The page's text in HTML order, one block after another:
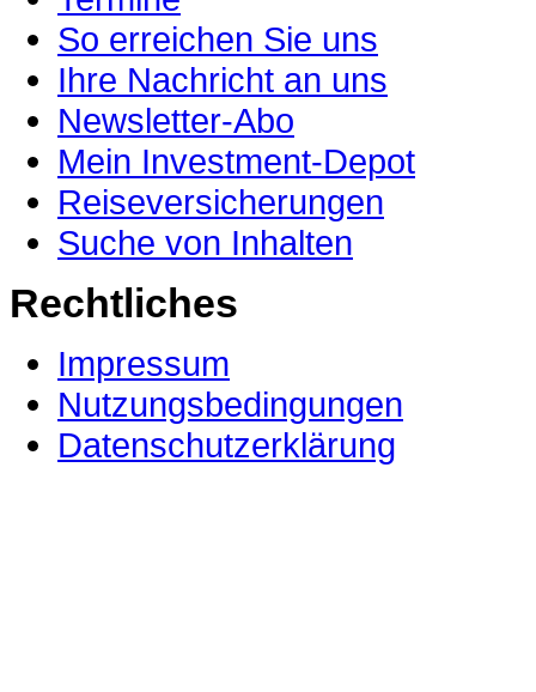
So erreichen Sie uns
Ihre Nachricht an uns
Newsletter-Abo
Mein Investment-Depot
Reiseversicherungen
Suche von Inhalten
Rechtliches
Impressum
Nutzungsbedingungen
Datenschutzerklärung